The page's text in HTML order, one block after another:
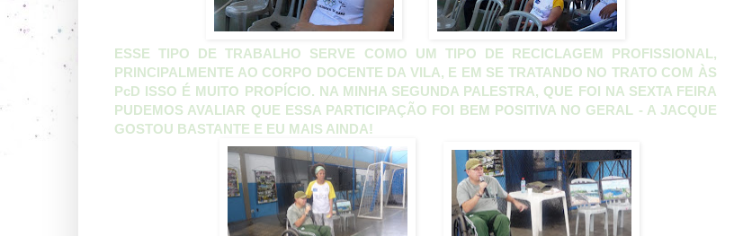
ESSE TIPO DE TRABALHO SERVE COMO UM TIPO DE RECICLAGEM PROFISSIONAL,
PRINCIPALMENTE AO CORPO DOCENTE DA VILA, E EM SE TRATANDO NO TRATO COM ÀS
PcD ISSO É MUITO PROPÍCIO. NA MINHA SEGUNDA PALESTRA, QUE FOI NA SEXTA FEIRA
PUDEMOS AVALIAR QUE ESSA PARTICIPAÇÃO FOI BEM POSITIVA NO GERAL - A JACQUE
GOSTOU BASTANTE E EU MAIS AINDA!